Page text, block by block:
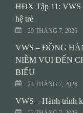
HĐX Tập 11: VWS
hệ trẻ
29 THÁNG 7, 2026
VWS – ĐỒNG
NIỀM VUI ĐẾN
BIỂU
24 THÁNG 7, 2026
VWS – Hành trình